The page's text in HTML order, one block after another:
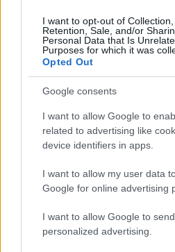
I want to opt-out of Collection,
Retention, Sale, and/or
Personal Data that Is
Purposes for which it was
Opted Out
Google consents
I want to allow Google to
related to advertising like
device identifiers in apps.
I want to allow my user data
Google for online advertising
I want to allow Google to
personalized advertising.
Max Del Papa
7 Agosto 2026, 12:32